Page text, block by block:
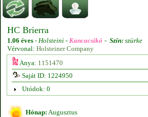
HC Brierra
1.06 éves - Holsteini - Kancacsikó - Szín: szürke
Vérvonal: Holsteiner Company
Anya: 1151470
Saját ID: 1224950
Utódok: 0
Hónap: Augusztus